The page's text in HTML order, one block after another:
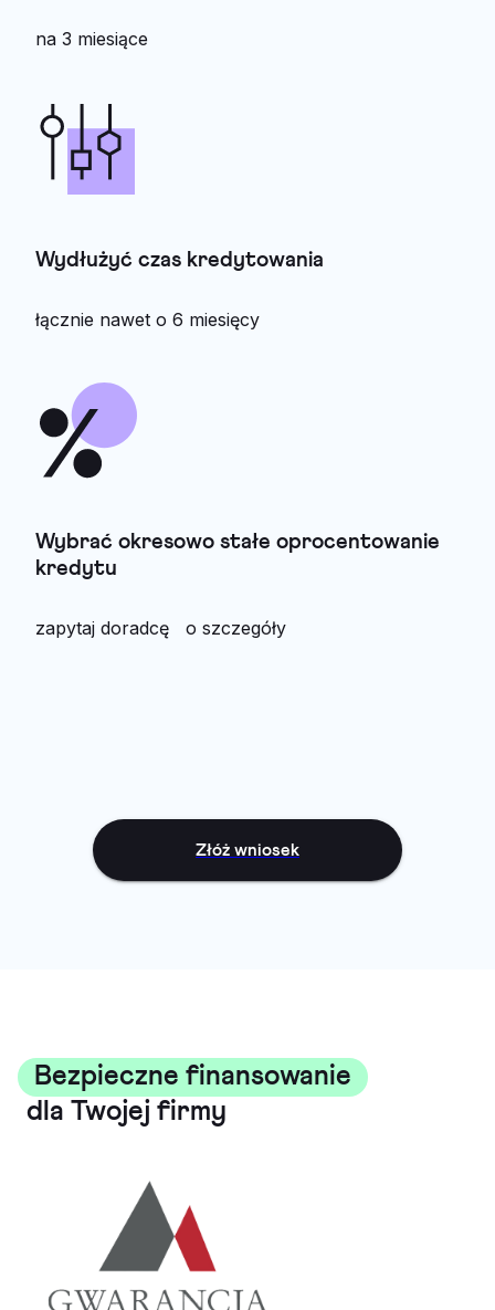
na 3 miesiące
Wydłużyć czas kredytowania
łącznie nawet o 6 miesięcy
Wybrać okresowo stałe oprocentowanie
kredytu
zapytaj doradcę o szczegóły
Złóż wniosek
Bezpieczne finansowanie
dla Twojej firmy